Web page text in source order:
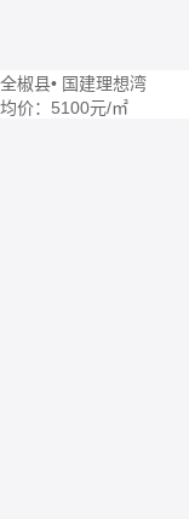
全椒县• 国建理想湾
均价： 5100元/㎡